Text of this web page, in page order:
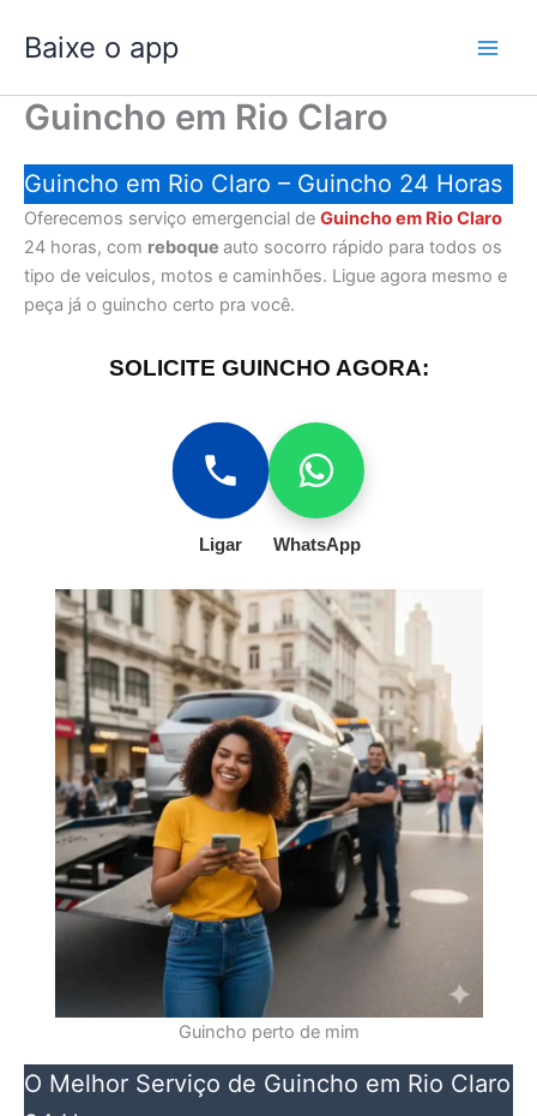
para
conteúdo
Baixe o app
Guincho em Rio Claro
Guincho em Rio Claro – Guincho 24 Horas
Oferecemos serviço emergencial de Guincho em Rio Claro
24 horas, com reboque auto socorro rápido para todos os
tipo de veiculos, motos e caminhões. Ligue agora mesmo e
peça já o guincho certo pra você.
SOLICITE GUINCHO AGORA:
Ligar WhatsApp
Guincho perto de mim
O Melhor Serviço de Guincho em Rio Claro